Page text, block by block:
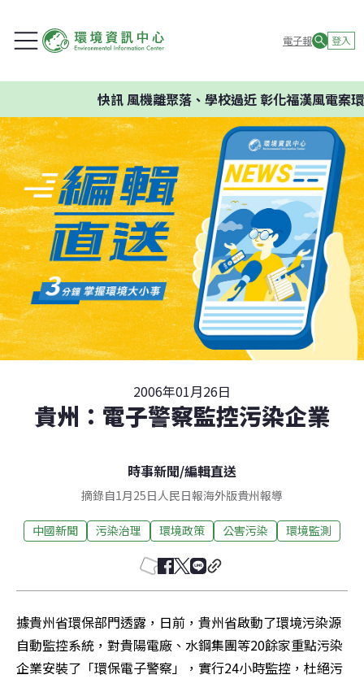
電子報 登入
快訊風機離聚落、學校過近 彰化福漢風電案環
2006年01月26日
貴州：電子警察監控污染企業
時事新聞/編輯直送
摘錄自1月25日人民日報海外版貴州報導
中國新聞 污染治理 環境政策 公害污染 環境監測
據貴州省環保部門透露，日前，貴州省啟動了環境污染源
自動監控系統，對貴陽電廠、水鋼集團等20餘家重點污染
企業安裝了「環保電子警察」，實行24小時監控，杜絕污